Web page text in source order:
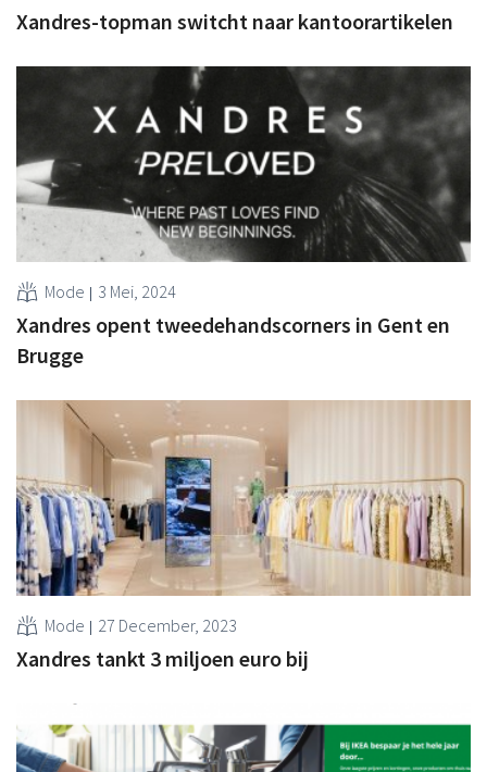
Xandres-topman switcht naar kantoorartikelen
Mode 3 Mei, 2024
Xandres opent tweedehandscorners in Gent en
Brugge
Mode 27 December, 2023
Xandres tankt 3 miljoen euro bij